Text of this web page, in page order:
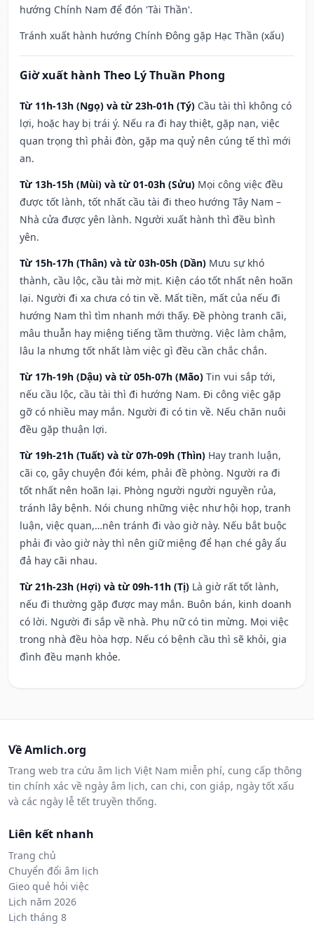
hướng Chính Nam để đón 'Tài Thần'.
Tránh xuất hành hướng Chính Đông gặp Hạc Thần (xấu)
Giờ xuất hành Theo Lý Thuần Phong
Từ 11h-13h (Ngọ) và từ 23h-01h (Tý) Cầu tài thì không có
lợi, hoặc hay bị trái ý. Nếu ra đi hay thiệt, gặp nạn, việc
quan trọng thì phải đòn, gặp ma quỷ nên cúng tế thì mới
an.
Từ 13h-15h (Mùi) và từ 01-03h (Sửu) Mọi công việc đều
được tốt lành, tốt nhất cầu tài đi theo hướng Tây Nam –
Nhà cửa được yên lành. Người xuất hành thì đều bình
yên.
Từ 15h-17h (Thân) và từ 03h-05h (Dần) Mưu sự khó
thành, cầu lộc, cầu tài mờ mịt. Kiện cáo tốt nhất nên hoãn
lại. Người đi xa chưa có tin về. Mất tiền, mất của nếu đi
hướng Nam thì tìm nhanh mới thấy. Đề phòng tranh cãi,
mâu thuẫn hay miệng tiếng tầm thường. Việc làm chậm,
lâu la nhưng tốt nhất làm việc gì đều cần chắc chắn.
Từ 17h-19h (Dậu) và từ 05h-07h (Mão) Tin vui sắp tới,
nếu cầu lộc, cầu tài thì đi hướng Nam. Đi công việc gặp
gỡ có nhiều may mắn. Người đi có tin về. Nếu chăn nuôi
đều gặp thuận lợi.
Từ 19h-21h (Tuất) và từ 07h-09h (Thìn) Hay tranh luận,
cãi cọ, gây chuyện đói kém, phải đề phòng. Người ra đi
tốt nhất nên hoãn lại. Phòng người người nguyền rủa,
tránh lây bệnh. Nói chung những việc như hội họp, tranh
luận, việc quan,…nên tránh đi vào giờ này. Nếu bắt buộc
phải đi vào giờ này thì nên giữ miệng để hạn ché gây ẩu
đả hay cãi nhau.
Từ 21h-23h (Hợi) và từ 09h-11h (Tị) Là giờ rất tốt lành,
nếu đi thường gặp được may mắn. Buôn bán, kinh doanh
có lời. Người đi sắp về nhà. Phụ nữ có tin mừng. Mọi việc
trong nhà đều hòa hợp. Nếu có bệnh cầu thì sẽ khỏi, gia
đình đều mạnh khỏe.
Về Amlich.org
Trang web tra cứu âm lịch Việt Nam miễn phí, cung cấp thông
tin chính xác về ngày âm lịch, can chi, con giáp, ngày tốt xấu
và các ngày lễ tết truyền thống.
Liên kết nhanh
Trang chủ
Chuyển đổi âm lịch
Gieo quẻ hỏi việc
Lịch năm 2026
Lịch tháng 8